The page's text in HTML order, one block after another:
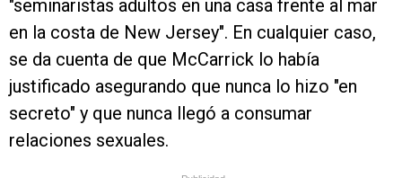
"seminaristas adultos en una casa frente al mar
en la costa de New Jersey". En cualquier caso,
se da cuenta de que McCarrick lo había
justificado asegurando que nunca lo hizo "en
secreto" y que nunca llegó a consumar
relaciones sexuales.